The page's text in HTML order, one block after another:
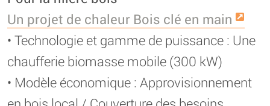
Un projet de chaleur Bois clé en main
• Technologie et gamme de puissance : Une
chaufferie biomasse mobile (300 kW)
• Modèle économique : Approvisionnement